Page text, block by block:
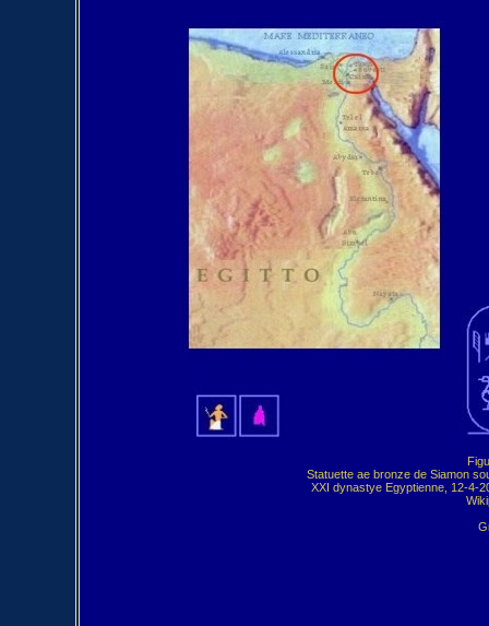
Statuette ae bronze de Siamon
XXI dynastye Egyptienne, 12-4-